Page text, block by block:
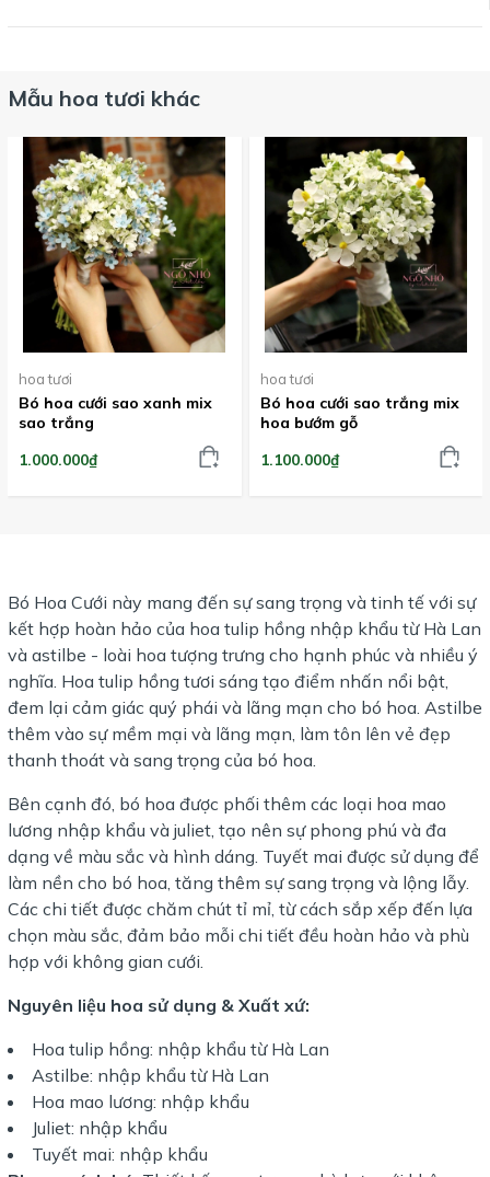
Mẫu hoa tươi khác
hoa tươi
Bó hoa cưới sao xanh mix
sao trắng
1.000.000₫
hoa tươi
Bó hoa cưới sao trắng mix
hoa bướm gỗ
1.100.000₫
Bó Hoa Cưới này mang đến sự sang trọng và tinh tế với sự
kết hợp hoàn hảo của hoa tulip hồng nhập khẩu từ Hà Lan
và astilbe - loài hoa tượng trưng cho hạnh phúc và nhiều ý
nghĩa. Hoa tulip hồng tươi sáng tạo điểm nhấn nổi bật,
đem lại cảm giác quý phái và lãng mạn cho bó hoa. Astilbe
thêm vào sự mềm mại và lãng mạn, làm tôn lên vẻ đẹp
thanh thoát và sang trọng của bó hoa.
Bên cạnh đó, bó hoa được phối thêm các loại hoa mao
lương nhập khẩu và juliet, tạo nên sự phong phú và đa
dạng về màu sắc và hình dáng. Tuyết mai được sử dụng để
làm nền cho bó hoa, tăng thêm sự sang trọng và lộng lẫy.
Các chi tiết được chăm chút tỉ mỉ, từ cách sắp xếp đến lựa
chọn màu sắc, đảm bảo mỗi chi tiết đều hoàn hảo và phù
hợp với không gian cưới.
Nguyên liệu hoa sử dụng & Xuất xứ:
Hoa tulip hồng: nhập khẩu từ Hà Lan
Astilbe: nhập khẩu từ Hà Lan
Hoa mao lương: nhập khẩu
Juliet: nhập khẩu
Tuyết mai: nhập khẩu